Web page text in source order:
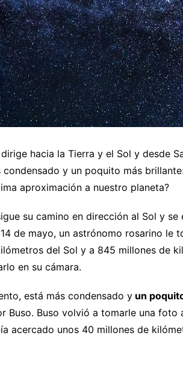
hacia la Tierra y el Sol y desde
y un poquito más
aproximación a nuestro planeta?
su camino en dirección al Sol y se
de mayo, un astrónomo rosarino le
del Sol y a 845 millones de
en su cámara.
está más condensado y un
Buso. Buso volvió a tomarle una foto
acercado unos 40 millones de